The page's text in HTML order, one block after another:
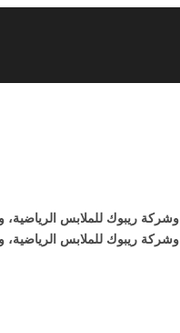
ريبوك للملابس
ريبوك للملابس الرياضية،